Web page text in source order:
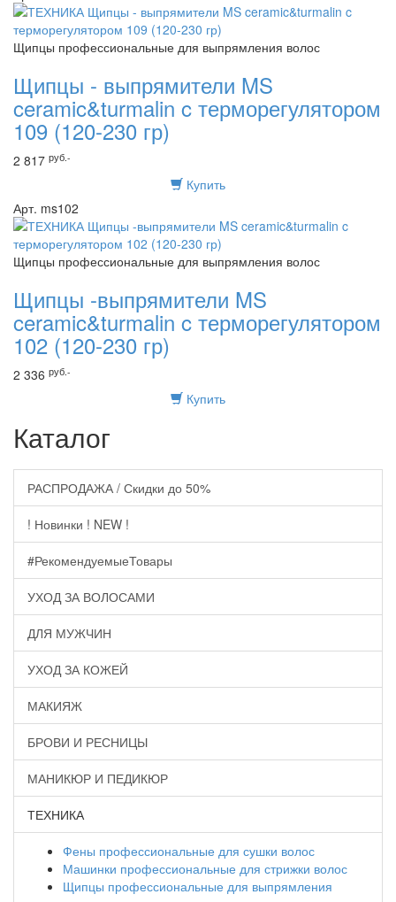
Щипцы профессиональные для выпрямления волос
Щипцы - выпрямители MS
ceramic&turmalin c терморегулятором
109 (120-230 гр)
2 817 руб.-
Купить
Арт. ms102
Щипцы профессиональные для выпрямления волос
Щипцы -выпрямители MS
ceramic&turmalin c терморегулятором
102 (120-230 гр)
2 336 руб.-
Купить
Каталог
РАСПРОДАЖА / Скидки до 50%
! Новинки ! NEW !
#РекомендуемыеТовары
УХОД ЗА ВОЛОСАМИ
ДЛЯ МУЖЧИН
УХОД ЗА КОЖЕЙ
МАКИЯЖ
БРОВИ И РЕСНИЦЫ
МАНИКЮР И ПЕДИКЮР
ТЕХНИКА
Фены профессиональные для сушки волос
Машинки профессиональные для стрижки волос
Щипцы профессиональные для выпрямления